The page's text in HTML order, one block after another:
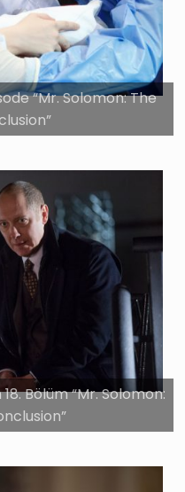
“Mr. Solomon: The
Bölüm “Mr. Solomon: